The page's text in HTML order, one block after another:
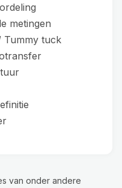
metingen
Tummy tuck
van onder andere